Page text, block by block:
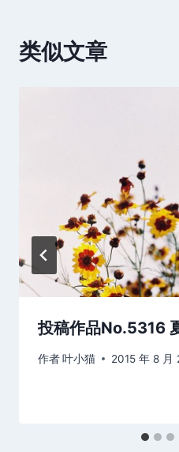
类似文章
投稿作品No.5316
作者叶小猫 2015 年 8 月